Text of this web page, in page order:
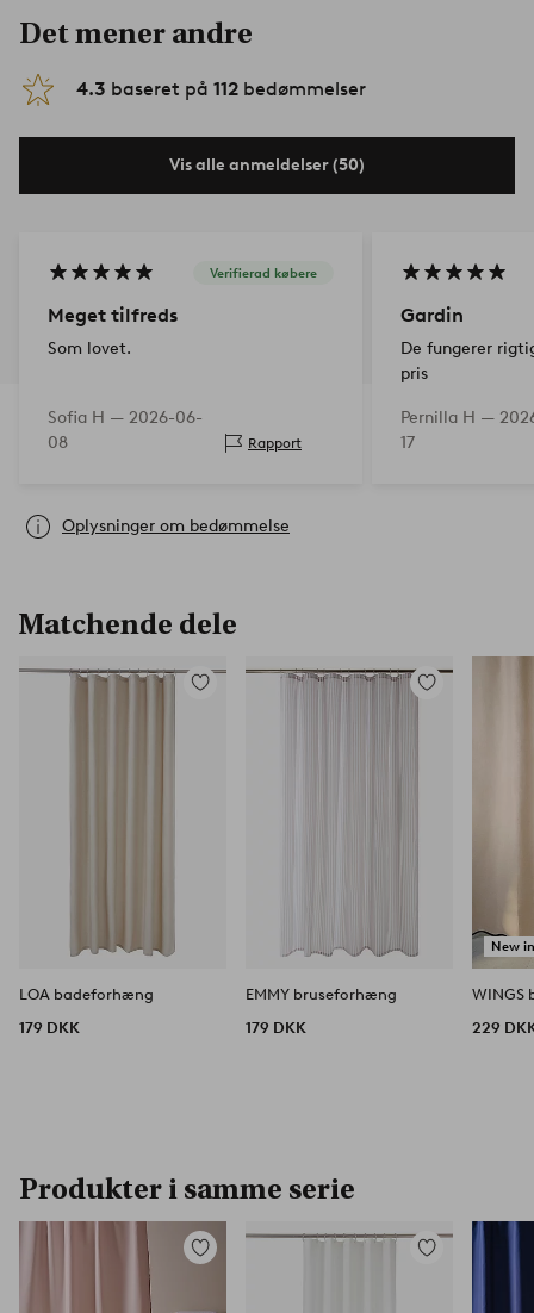
Det mener andre
4.3 baseret på 112 bedømmelser
Vis alle anmeldelser (50)
Verifierad købere
Meget tilfreds
Som lovet.
Sofia H — 2026-06-
08
Rapport
Gardin
De fungerer
pris
Pernilla H —
17
Oplysninger om bedømmelse
Matchende dele
Tilføj
LOA badeforhæng
179 DKK
Tilføj
EMMY bruseforhæng
179 DKK
New
WINGS
229
Produkter i samme serie
Tilføj
Tilføj